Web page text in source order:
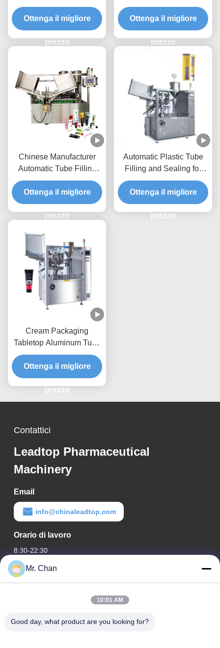
sigillatura di tubi con
sistema di controllo PLC
in acciaio inossidabile
316L e capacità di
Ottenga il migliore
prezzo
Hot Sale 5ml-120ml
Automatic Ultrasonic Soft
Tube Filling and Sealing
Tube Filling Machine
Ottenga il migliore
prezzo
Chinese Manufacturer
Automatic Tube Filling
Sealing for Toothpaste
Plastic Tube Tube Filling
Machine
Ottenga il migliore
prezzo
Automatic Plastic Tube
Filling and Sealing for
Creams Cosmetics
Ointment Soft Tube Tube
Filling Machine
Ottenga il migliore
prezzo
Cream Packaging
Tabletop Aluminum Tube
Filling and Sealing Semi
Automatic Tube Filling
Machine
Ottenga il migliore
prezzo
Contattici
Leadtop Pharmaceutical
Machinery
Email
info@chinaleadtop.com
Orario di lavoro
8:30-22:30
Il nostro indirizzo
ventottesimo, Jiuan Rd, zona industriale di Jiuli, Shangwang.
Mr. Chan
10:01 AM
Good day, what product are you looking for?